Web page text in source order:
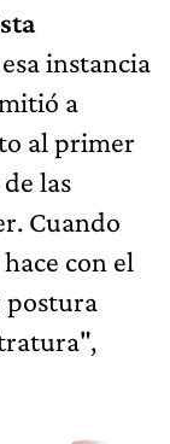
instancia
a
al primer
las
Cuando
con el
postura